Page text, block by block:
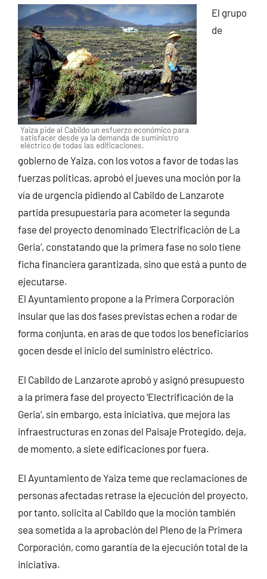
Yaiza pide al Cabildo un esfuerzo económico para
satisfacer desde ya la demanda de suministro
eléctrico de todas las edificaciones.
El grupo
de
gobierno de Yaiza, con los votos a favor de todas las
fuerzas políticas, aprobó el jueves una moción por la
vía de urgencia pidiendo al Cabildo de Lanzarote
partida presupuestaria para acometer la segunda
fase del proyecto denominado ‘Electrificación de La
Geria’, constatando que la primera fase no solo tiene
ficha financiera garantizada, sino que está a punto de
ejecutarse.
El Ayuntamiento propone a la Primera Corporación
insular que las dos fases previstas echen a rodar de
forma conjunta, en aras de que todos los beneficiarios
gocen desde el inicio del suministro eléctrico.
El Cabildo de Lanzarote aprobó y asignó presupuesto
a la primera fase del proyecto ‘Electrificación de la
Geria’, sin embargo, esta iniciativa, que mejora las
infraestructuras en zonas del Paisaje Protegido, deja,
de momento, a siete edificaciones por fuera.
El Ayuntamiento de Yaiza teme que reclamaciones de
personas afectadas retrase la ejecución del proyecto,
por tanto, solicita al Cabildo que la moción también
sea sometida a la aprobación del Pleno de la Primera
Corporación, como garantía de la ejecución total de la
iniciativa.